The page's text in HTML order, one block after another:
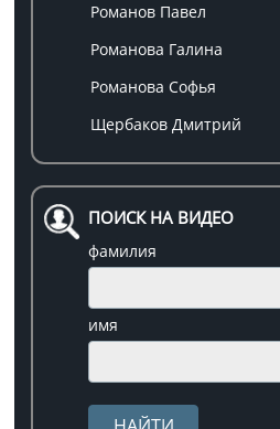
Романов Павел
Романова Галина
Романова Софья
Щербаков Дмитрий
ПОИСК НА ВИДЕО
фамилия
имя